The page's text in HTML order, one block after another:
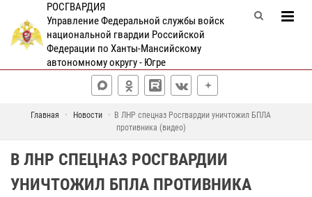
РОСГВАРДИЯ
Управление Федеральной службы войск
национальной гвардии Российской
Федерации по Ханты-Мансийскому
автономному округу - Югре
Главная Новости
В ЛНР спецназ Росгвардии уничтожил БПЛА
противника (видео)
В ЛНР СПЕЦНАЗ РОСГВАРДИИ
УНИЧТОЖИЛ БПЛА ПРОТИВНИКА